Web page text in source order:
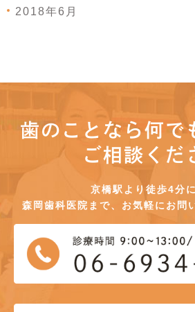
2018年6月
歯のことなら何で
ご相談くだ
京橋駅より徒歩4分
森岡歯科医院まで、お気軽にお問